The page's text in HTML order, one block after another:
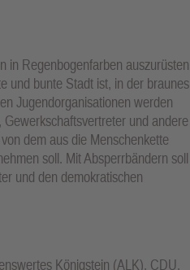
in Regenbogenfarben auszurüsten
und bunte Stadt ist, in der braunes
Jugendorganisationen werden
und andere
dem aus die Menschenkette
soll. Mit Absperrbändern soll
und den demokratischen
Königstein (ALK), CDU,